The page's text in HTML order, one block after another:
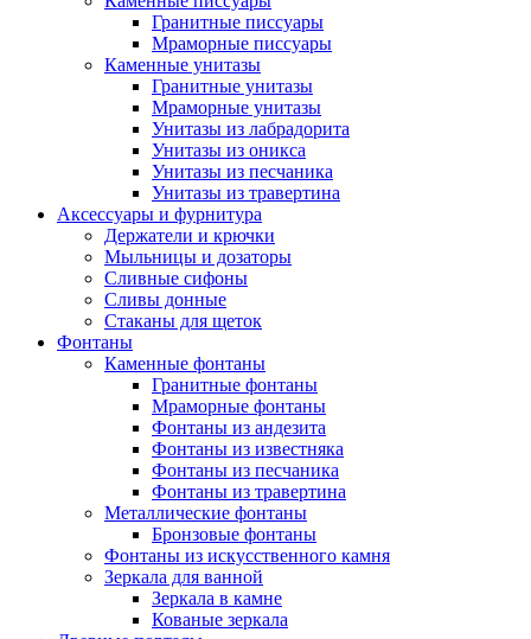
Гранитные писсуары
Мраморные писсуары
Каменные унитазы
Гранитные унитазы
Мраморные унитазы
Унитазы из лабрадорита
Унитазы из оникса
Унитазы из песчаника
Унитазы из травертина
Аксессуары и фурнитура
Держатели и крючки
Мыльницы и дозаторы
Сливные сифоны
Сливы донные
Стаканы для щеток
Фонтаны
Каменные фонтаны
Гранитные фонтаны
Мраморные фонтаны
Фонтаны из андезита
Фонтаны из известняка
Фонтаны из песчаника
Фонтаны из травертина
Металлические фонтаны
Бронзовые фонтаны
Фонтаны из искусственного камня
Зеркала для ванной
Зеркала в камне
Кованые зеркала